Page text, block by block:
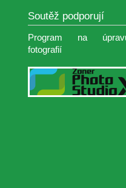
Soutěž podporují
Program na
fotografií